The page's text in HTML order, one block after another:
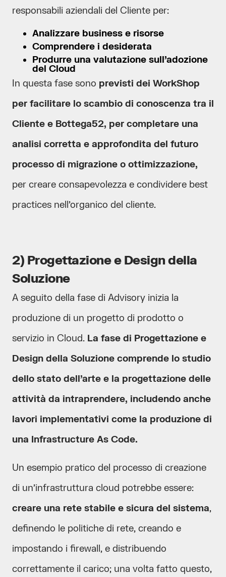
responsabili aziendali del Cliente per:
Analizzare business e risorse
Comprendere i desiderata
Produrre una valutazione sull’adozione
del Cloud
In questa fase sono previsti dei WorkShop
per facilitare lo scambio di conoscenza tra il
Cliente e Bottega52, per completare una
analisi corretta e approfondita del futuro
processo di migrazione o ottimizzazione,
per creare consapevolezza e condividere best
practices nell’organico del cliente.
2) Progettazione e Design della
Soluzione
A seguito della fase di Advisory inizia la
produzione di un progetto di prodotto o
servizio in Cloud. La fase di Progettazione e
Design della Soluzione comprende lo studio
dello stato dell’arte e la progettazione delle
attività da intraprendere, includendo anche
lavori implementativi come la produzione di
una Infrastructure As Code.
Un esempio pratico del processo di creazione
di un’infrastruttura cloud potrebbe essere:
creare una rete stabile e sicura del sistema,
definendo le politiche di rete, creando e
impostando i firewall, e distribuendo
correttamente il carico; una volta fatto questo,